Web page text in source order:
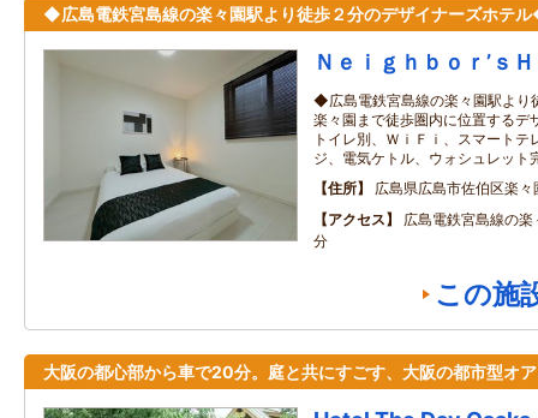
◆広島電鉄宮島線の楽々園駅より徒歩２分のデザイナーズホテ
Ｎｅｉｇｈｂｏｒ’ｓ
◆広島電鉄宮島線の楽々園駅より
楽々園まで徒歩圏内に位置する
トイレ別、ＷｉＦｉ、スマートテ
ジ、電気ケトル、ウォシュレット
住所
広島県広島市佐伯区楽々
アクセス
広島電鉄宮島線の
分
この施
大阪の都心部から車で20分。庭と共にすごす、大阪の都市型オ